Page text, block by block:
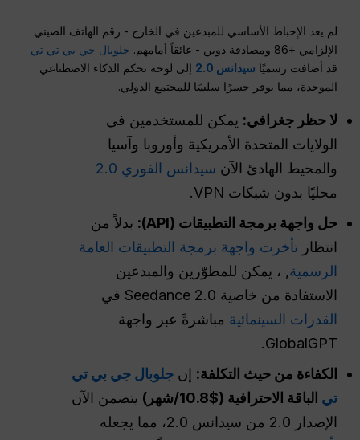
لم يعد الإحباط الأساسي للمبدعين في الخارج - رقم الهاتف الصيني
الإلزامي +86 ومصادقة دوين - عائقاً أمامهم.
جلوبال جي بي تي تي
قد أضافت رسميًا سيدانس 2.0
إلى لوحة تحكم الذكاء الاصطناعي
الموحدة، مما يوفر جسرًا سلسًا للمجتمع الدولي.
لا حظر جغرافي: يمكن للمستخدمين في
الولايات المتحدة الأمريكية وأوروبا وآسيا
والمحيط الهادئ الآن سيدانس الفوري 2.0
محليًا بدون شبكات VPN.
حل واجهة برمجة التطبيقات (API):
بدلاً من
انتظارتأخرت واجهة برمجة التطبيقات العامة
الرسمية, ، يمكن للمطوّرين والمبدعين
الاستفادة من خاصية Seedance 2.0 في
القدرات السينمائية مباشرةً عبر واجهة
GlobalGPT.
الكفاءة من حيث التكلفة: إنجلوبال جي بي تي
تي الباقة الاحترافية ($10.8/شهر)
يتضمن الآن
الإصدار 2.0 من سيدانس 2.0، مما يجعله